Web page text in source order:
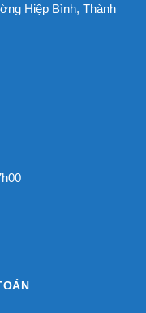
Hiệp Bình, Thành